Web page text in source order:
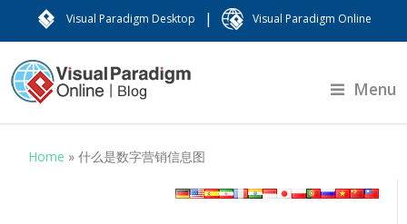
Visual Paradigm Desktop | Visual Paradigm Online
Menu
Home »什么是数字营销信息图